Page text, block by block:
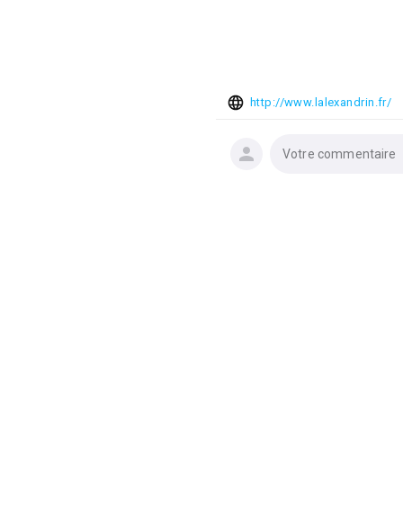
http://www.lalexandrin.fr/
Votre commentaire